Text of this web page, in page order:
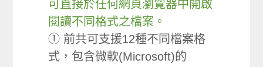
可直接於任何網頁瀏覽器中開啟
閱讀不同格式之檔案。
① 前共可支援12種不同檔案格
式，包含微軟(Microsoft)的